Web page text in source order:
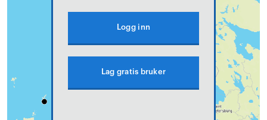
Logg inn
Lag gratis bruker